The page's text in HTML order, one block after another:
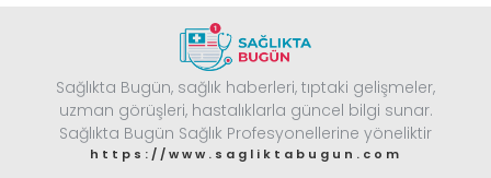
Sağlıkta Bugün, sağlık haberleri, tıptaki gelişmeler,
uzman görüşleri, hastalıklarla güncel bilgi sunar.
Sağlıkta Bugün Sağlık Profesyonellerine yöneliktir
https://www.sagliktabugun.com
KBB
DİĞER
DİŞ HEKİMLİĞİ
BEYİN VE SİNİR CERRAHİSİ
KARDİYOLOJİ
Güncel